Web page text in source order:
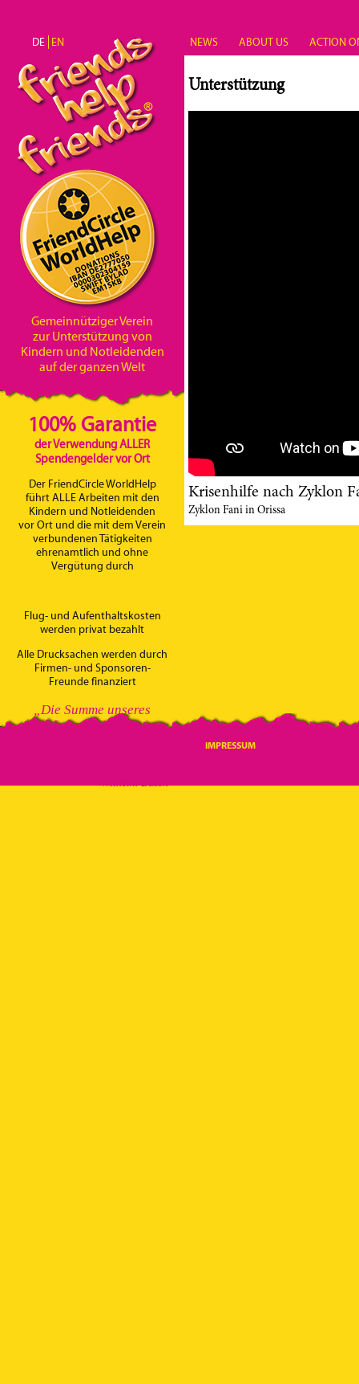
Gemeinnütziger Verein
zur Unterstützung von
Kindern und Notleidenden
auf der ganzen Welt
100% Garantie
der Verwendung ALLER
Spendengelder vor Ort
Der FriendCircle WorldHelp
führt ALLE Arbeiten mit den
Kindern und Notleidenden
vor Ort und die mit dem Verein
verbundenen Tätigkeiten
ehrenamtlich und ohne
Vergütung durch
Flug- und Aufenthaltskosten
werden privat bezahlt
Alle Drucksachen werden durch
Firmen- und Sponsoren-
Freunde finanziert
„Die Summe unseres
Lebens sind die
Wilhelm Busch
DE EN NEWS ABOUT US ACTION
Unterstützung
Krisenhilfe nach Zyklon
Zyklon Fani in Orissa
IMPRESSUM